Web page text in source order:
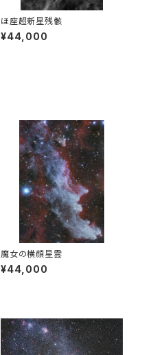
ほ座超新星残骸
¥44,000
魔女の横顔星雲
¥44,000